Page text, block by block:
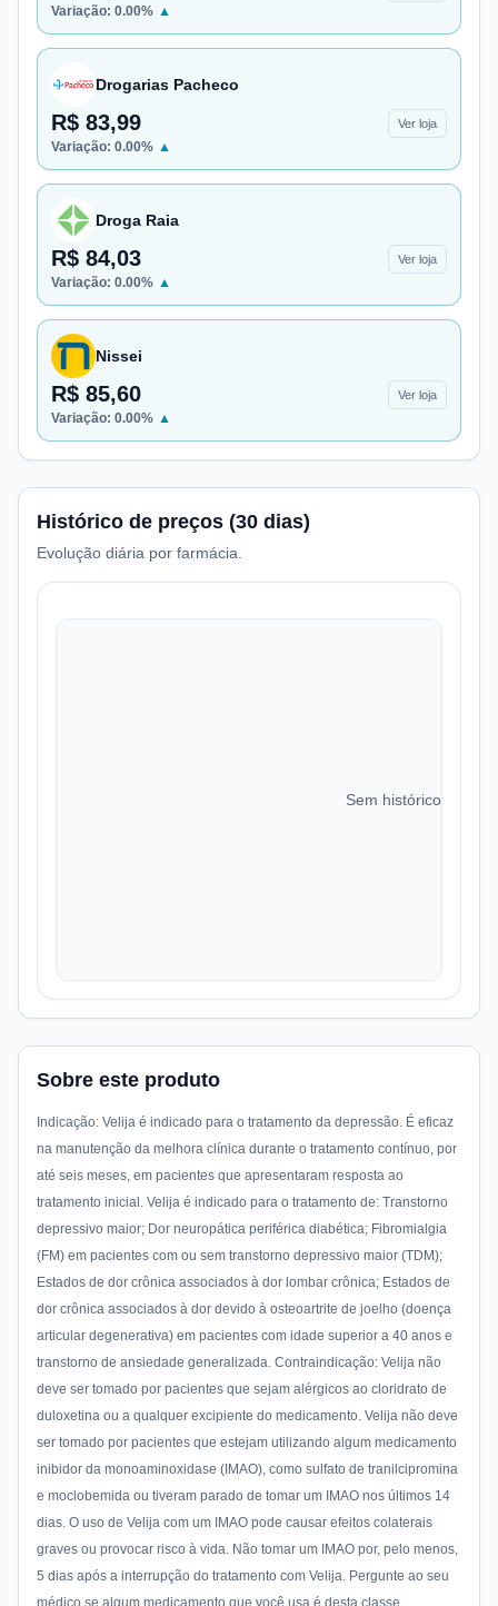
Variação: 0.00% ▲
Drogarias Pacheco
R$ 83,99 Ver loja
Variação: 0.00% ▲
Droga Raia
R$ 84,03 Ver loja
Variação: 0.00% ▲
Nissei
R$ 85,60 Ver loja
Variação: 0.00% ▲
Histórico de preços (30 dias)
Evolução diária por farmácia.
Sem histórico de
Sobre este produto
Indicação: Velija é indicado para o tratamento da depressão. É eficaz
na manutenção da melhora clínica durante o tratamento contínuo, por
até seis meses, em pacientes que apresentaram resposta ao
tratamento inicial. Velija é indicado para o tratamento de: Transtorno
depressivo maior; Dor neuropática periférica diabética; Fibromialgia
(FM) em pacientes com ou sem transtorno depressivo maior (TDM);
Estados de dor crônica associados à dor lombar crônica; Estados de
dor crônica associados à dor devido à osteoartrite de joelho (doença
articular degenerativa) em pacientes com idade superior a 40 anos e
transtorno de ansiedade generalizada. Contraindicação: Velija não
deve ser tomado por pacientes que sejam alérgicos ao cloridrato de
duloxetina ou a qualquer excipiente do medicamento. Velija não deve
ser tomado por pacientes que estejam utilizando algum medicamento
inibidor da monoaminoxidase (IMAO), como sulfato de tranilcipromina
e moclobemida ou tiveram parado de tomar um IMAO nos últimos 14
dias. O uso de Velija com um IMAO pode causar efeitos colaterais
graves ou provocar risco à vida. Não tomar um IMAO por, pelo menos,
5 dias após a interrupção do tratamento com Velija. Pergunte ao seu
médico se algum medicamento que você usa é desta classe.